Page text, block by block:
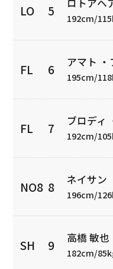
ロトアヘ
192cm/
アマト
195cm/
ブロディ
192cm/
ネイサン
196cm/
高橋 敏也
182cm/